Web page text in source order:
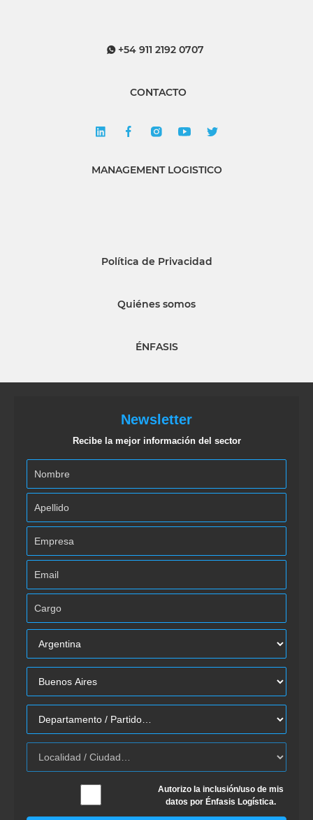
+54 911 2192 0707
CONTACTO
MANAGEMENT LOGISTICO
Política de Privacidad
Quiénes somos
ÉNFASIS
Newsletter
Recibe la mejor información del sector
Autorizo la inclusión/uso de mis
datos por Énfasis Logística.